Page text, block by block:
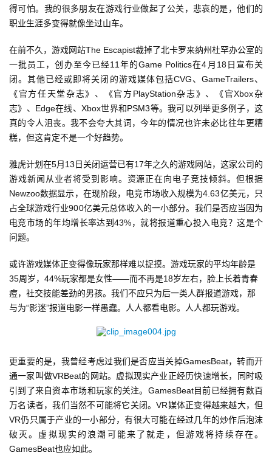
首
页
游
茶
原
创
戏
业
界
手
机
游
得可怕。我的很多朋友在游戏行业做起了公关，悲哀的是，他们的
职业生涯多变得就像坐过山车。
在前不久，游戏网站The Escapist裁掉了北卡罗来纳州杜罕办公室的
一批员工，创办至今已经11年的Game Politics在4月18日宣布关
闭。其他已经或即将关闭的游戏媒体包括CVG、GameTrailers、
《官方任天堂杂志》、《官方PlayStation杂志》、《官Xbox杂
志》、Edge在线、Xbox世界和PSM3等。我可以列举更多例子，这
真的令人沮丧。我不会夸大其词，今年的情况也许未必比往年更糟
糕，但这肯定不是一个好趋势。
雅虎计划在5月13日关闭运营已有17年之久的游戏网站，这家公司的
游戏新闻从业者将受到影响。资源正在向电子竞技倾斜。但根据
Newzoo数据显示，在现阶段，电竞市场收入规模为4.63亿美元，只
占全球游戏行业900亿美元总体收入的一小部分。我们是否应当因为
电竞市场的年均增长率达到43%，就将报道重心投入电竞？这是个
问题。
或许游戏媒体正变得像玩家那样难以捉摸。游戏玩家的平均年龄是
35周岁，44%玩家都是女性——而不再是18岁左右，脸上长着青春
痘，社交技能差劲的男孩。我们不应只为后一类人群报道游戏，那
与为“影迷”报道电影一样愚蠢。人人都看电影。人人都玩游戏。
更重要的是，我曾经考虑过我们是否应当关掉GamesBeat，转而开
通一家叫做VRBeat的网站。虚拟现实产业正经历快速增长，同时吸
引到了来自资本市场和玩家的关注。GamesBeat目前已经拥有数百
万名读者，我们当然不可能将它关闭。VR媒体正变得越来越大，但
VR仍只属于产业的一小部分，有很大可能在经过几年的炒作后泡沫
破灭。虚拟现实的浪潮可能来了就走，但游戏将持续存在。
GamesBeat也应如此。